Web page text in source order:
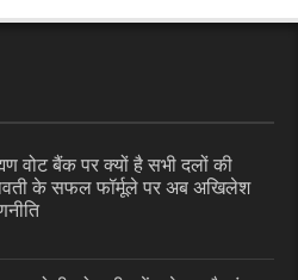
वोट बैंक पर क्यों है सभी दलों की
के सफल फॉर्मूले पर अब अखिलेश